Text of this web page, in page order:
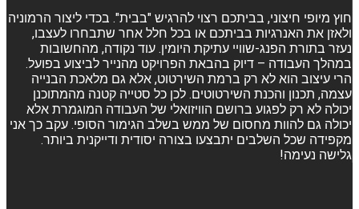
חוץ מיופי חיצוני, בביתכם רצוי להרגיש "בבית". בכדי ליצור הרמוניה
ולאזן את האנרגיות בביתכם או בכל חלל אחר שתבחרו לעצבו,
נעזר בתורת הפנג-שוויי עתיקת היומין. עוד נקודה, מהחשובות
במהלך העבודה – דיוק בהבאת הפרויקט מהנייר לביצוע בפועל.
הרי עיצוב הוא לא רק ברמת השירטוט, אלא גם מלאכת הבנייה
עצמה, תכנון והכנת השירטוטים. לכן כל סטייה קטנה מהמתוכנן
יכולה לא רק לפגוע ברושם הוויזואלי של העבודה המוגמרת אלא
יכולה גם להוות מחסום של ממש בשלב הגימור הסופי. עקב כך אני
מקפידה שכל השלבים יתבצעו בצורה יסודית ודייקנית ביותר.
גלישה נעימה!